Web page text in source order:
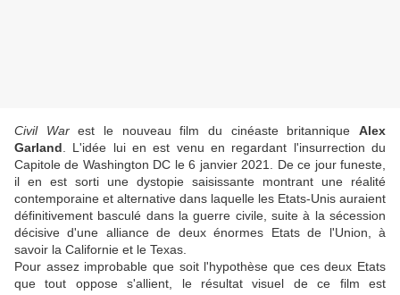
Civil Warest le nouveau film du cinéaste britanniqueAlex
Garland . L'idée lui en est venu en regardant l'insurrection du
Capitole de Washington DC le 6 janvier 2021. De ce jour funeste,
il en est sorti une dystopie saisissante montrant une réalité
contemporaine et alternative dans laquelle les Etats-Unis auraient
définitivement basculé dans la guerre civile, suite à la sécession
décisive d'une alliance de deux énormes Etats de l'Union, à
savoir la Californie et le Texas.
Pour assez improbable que soit l'hypothèse que ces deux Etats
que tout oppose s'allient, le résultat visuel de ce film est